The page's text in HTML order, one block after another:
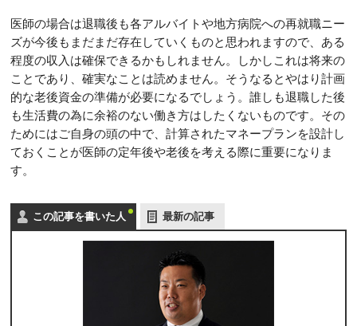
医師の場合は退職後も各アルバイトや地方病院への再就職ニー
ズが今後もまだまだ存在していくものと思われますので、ある
程度の収入は確保できるかもしれません。しかしこれは将来の
ことであり、確実なことは読めません。そうなるとやはり計画
的な老後資金の準備が必要になるでしょう。誰しも退職した後
も生活費の為に余裕のない働き方はしたくないものです。その
ためにはご自身の頭の中で、計算されたマネープランを設計し
ておくことが医師の定年後や老後を考える際に重要になりま
す。
この記事を書いた人 最新の記事